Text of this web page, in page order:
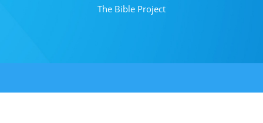
The Bible Project